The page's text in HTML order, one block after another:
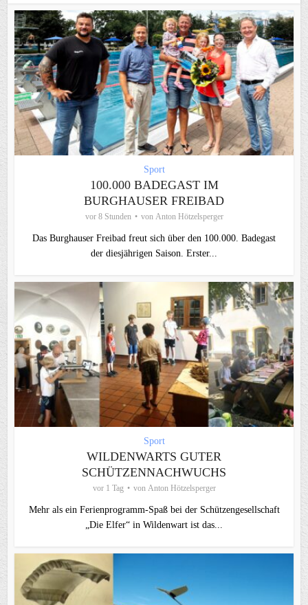
Sport
100.000 BADEGAST IM
BURGHAUSER FREIBAD
vor 8 Stunden von Anton Hötzelsperger
Das Burghauser Freibad freut sich über den 100.000. Badegast
der diesjährigen Saison. Erster...
Sport
WILDENWARTS GUTER
SCHÜTZENNACHWUCHS
vor 1 Tag von Anton Hötzelsperger
Mehr als ein Ferienprogramm-Spaß bei der Schützengesellschaft
„Die Elfer“ in Wildenwart ist das...